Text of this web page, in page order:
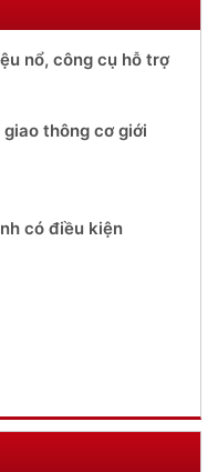
nổ, công cụ hỗ trợ
thông cơ giới
có điều kiện